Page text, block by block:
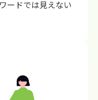
ードでは見えない